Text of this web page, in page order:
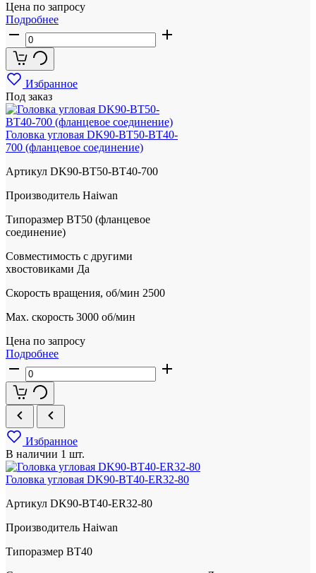
Цена по запросу
Подробнее
Избранное
Под заказ
Головка угловая DK90-BT50-BT40-
700 (фланцевое соединение)
Артикул DK90-BT50-BT40-700
Производитель Haiwan
Типоразмер BT50 (фланцевое
соединение)
Совместимость с другими
хвостовиками Да
Скорость вращения, об/мин 2500
Max. скорость 3000 об/мин
Цена по запросу
Подробнее
Избранное
В наличии 1 шт.
Головка угловая DK90-BT40-ER32-80
Артикул DK90-BT40-ER32-80
Производитель Haiwan
Типоразмер BT40